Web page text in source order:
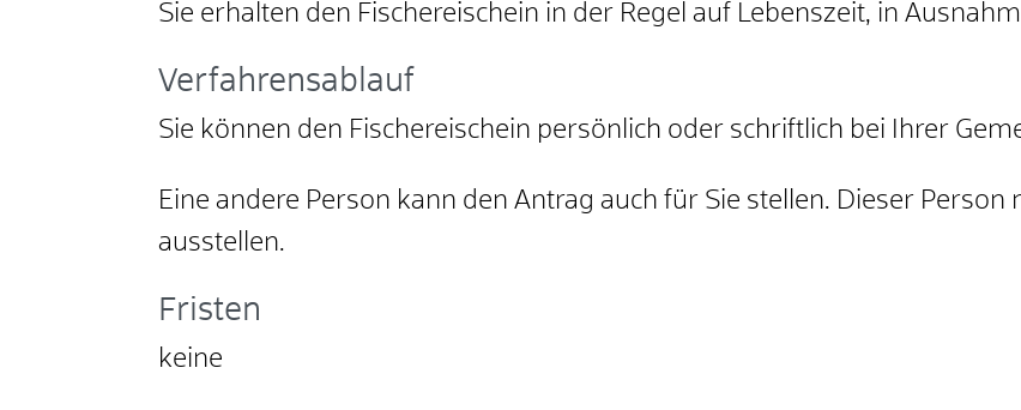
Sie erhalten den Fischereischein in der Regel auf Lebenszeit, in
Verfahrensablauf
Sie können den Fischereischein persönlich oder schriftlich bei Ihrer
Eine andere Person kann den Antrag auch für Sie stellen. Dieser Person
ausstellen.
Fristen
keine